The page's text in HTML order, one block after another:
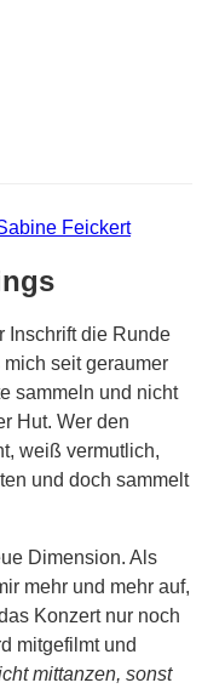
Feickert
Inschrift die Runde
seit geraumer
sammeln und nicht
Hut. Wer den
weiß vermutlich,
und doch sammelt
Dimension. Als
mehr und mehr auf,
Konzert nur noch
mitgefilmt und
mittanzen, sonst